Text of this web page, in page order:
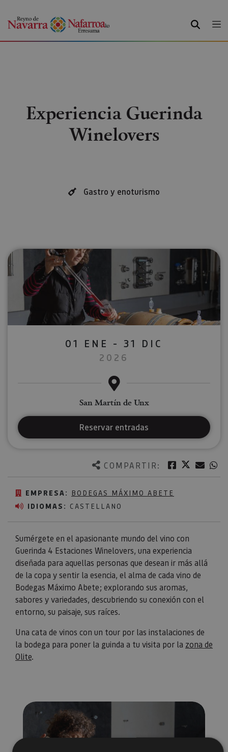
BUSCAR
Experiencia Guerinda
Winelovers
Gastro y enoturismo
COMPARTIR: Facebook
Twitter
EMPRESA: BODEGAS MÁXIMO ABETE
IDIOMAS: CASTELLANO
Sumérgete en el apasionante mundo del vino con
Guerinda 4 Estaciones Winelovers, una experiencia
diseñada para aquellas personas que desean ir más allá
de la copa y sentir la esencia, el alma de cada vino de
Bodegas Máximo Abete; explorando sus aromas,
sabores y variedades, descubriendo su conexión con el
entorno, su paisaje, sus raíces.
Una cata de vinos con un tour por las instalaciones de
la bodega para poner la guinda a tu visita por la zona de
Olite.
01 ENE - 31 DIC
2026
San Martín de Unx
Reservar entradas